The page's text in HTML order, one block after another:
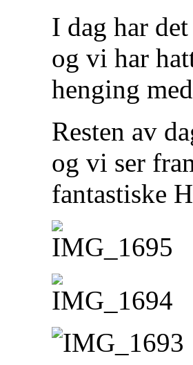
I dag har
og vi har
henging
Resten av
og vi ser
fantastiske